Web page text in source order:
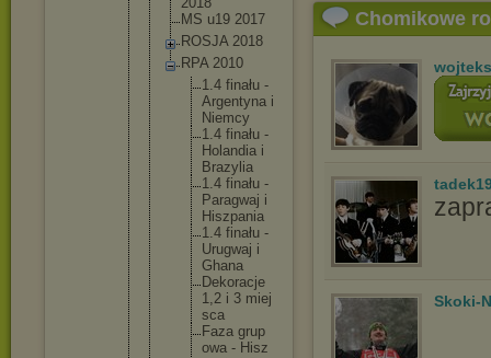
MS u19 2017
ROSJA 2018
RPA 2010
1.4 finału -
Argentyna i
Niemcy
1.4 finału -
Ho land ia i
Brazyl ia
1.4 finału -
Paragwaj i
Hiszpania
1.4 finału -
Urugwaj i
Ghana
Dekoracje
1,2 i 3 miej
sca
Faza grup
owa - Hisz
Chomikowe
Skoki-